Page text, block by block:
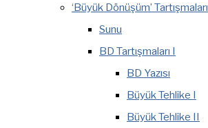
‘Büyük Dönüşüm’ Tartışmaları
Sunu
BD Tartışmaları I
BD Yazısı
Büyük Tehlike I
Büyük Tehlike II